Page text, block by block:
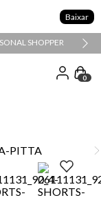
Baixar
SHOPPER
0